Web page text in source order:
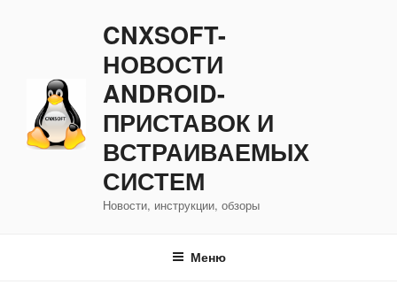
CNXSOFT-
НОВОСТИ
ANDROID-
ПРИСТАВОК И
ВСТРАИВАЕМЫХ
СИСТЕМ
Новости, инструкции, обзоры
Меню